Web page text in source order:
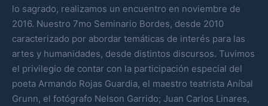
lo sagrado, realizamos un encuentro en noviembre de
2016. Nuestro 7mo Seminario Bordes, desde 2010
caracterizado por abordar temáticas de interés para las
artes y humanidades, desde distintos discursos. Tuvimos
el privilegio de contar con la participación especial del
poeta Armando Rojas Guardia, el maestro teatrista Aníbal
Grunn, el fotógrafo Nelson Garrido; Juan Carlos Linares,